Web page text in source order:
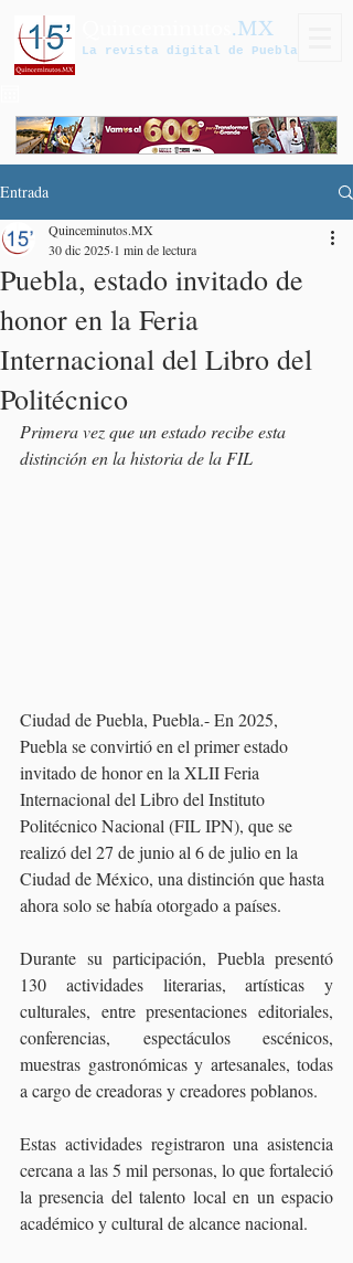
.MX
La revista digital de Puebla
Entrada
Puebla, estado invitado de
honor en la Feria
Internacional del Libro del
Politécnico
Quinceminutos.MX
30 dic 2025 1 min de lectura
Primera vez que un estado recibe esta
distinción en la historia de la FIL
Ciudad de Puebla, Puebla.- En 2025,
Puebla se convirtió en el primer estado
invitado de honor en la XLII Feria
Internacional del Libro del Instituto
Politécnico Nacional (FIL IPN), que se
realizó del 27 de junio al 6 de julio en la
Ciudad de México, una distinción que hasta
ahora solo se había otorgado a países.
Durante su participación, Puebla presentó
130 actividades literarias, artísticas y
culturales, entre presentaciones editoriales,
conferencias, espectáculos escénicos,
muestras gastronómicas y artesanales, todas
a cargo de creadoras y creadores poblanos.
Estas actividades registraron una asistencia
cercana a las 5 mil personas, lo que fortaleció
la presencia del talento local en un espacio
académico y cultural de alcance nacional.